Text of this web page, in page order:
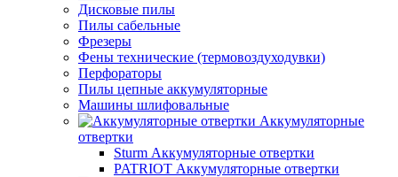
Дисковые пилы
Пилы сабельные
Фрезеры
Фены технические (термовоздуходувки)
Перфораторы
Пилы цепные аккумуляторные
Машины шлифовальные
Аккумуляторные
отвертки
Sturm Аккумуляторные отвертки
PATRIOT Аккумуляторные отвертки